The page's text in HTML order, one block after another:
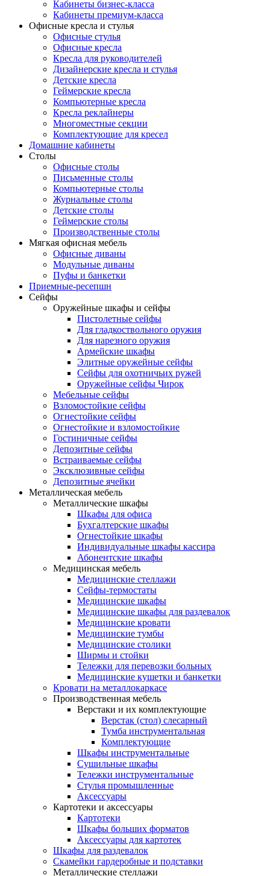
Кабинеты бизнес-класса
Кабинеты премиум-класса
Офисные кресла и стулья
Офисные стулья
Офисные кресла
Кресла для руководителей
Дизайнерские кресла и стулья
Детские кресла
Геймерские кресла
Компьютерные кресла
Кресла реклайнеры
Многоместные секции
Комплектующие для кресел
Домашние кабинеты
Столы
Офисные столы
Письменные столы
Компьютерные столы
Журнальные столы
Детские столы
Геймерские столы
Производственные столы
Мягкая офисная мебель
Офисные диваны
Модульные диваны
Пуфы и банкетки
Приемные-ресепшн
Сейфы
Оружейные шкафы и сейфы
Пистолетные сейфы
Для гладкоствольного оружия
Для нарезного оружия
Армейские шкафы
Элитные оружейные сейфы
Сейфы для охотничьих ружей
Оружейные сейфы Чирок
Мебельные сейфы
Взломостойкие сейфы
Огнестойкие сейфы
Огнестойкие и взломостойкие
Гостиничные сейфы
Депозитные сейфы
Встраиваемые сейфы
Эксклюзивные сейфы
Депозитные ячейки
Металлическая мебель
Металлические шкафы
Шкафы для офиса
Бухгалтерские шкафы
Огнестойкие шкафы
Индивидуальные шкафы кассира
Абонентские шкафы
Медицинская мебель
Медицинские стеллажи
Сейфы-термостаты
Медицинские шкафы
Медицинские шкафы для раздевалок
Медицинские кровати
Медицинские тумбы
Медицинские столики
Ширмы и стойки
Тележки для перевозки больных
Медицинские кушетки и банкетки
Кровати на металлокаркасе
Производственная мебель
Верстаки и их комплектующие
Верстак (стол) слесарный
Тумба инструментальная
Комплектующие
Шкафы инструментальные
Сушильные шкафы
Тележки инструментальные
Стулья промышленные
Аксессуары
Картотеки и аксессуары
Картотеки
Шкафы больших форматов
Аксессуары для картотек
Шкафы для раздевалок
Скамейки гардеробные и подставки
Металлические стеллажи